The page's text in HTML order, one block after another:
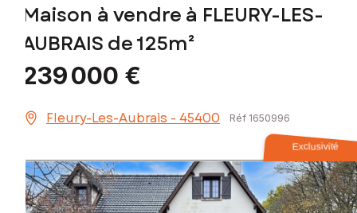
Maison à vendre à FLEURY-LES-
AUBRAIS de 125m²
239 000 €
Fleury-Les-Aubrais - 45400 Réf 1650996
Exclusivité